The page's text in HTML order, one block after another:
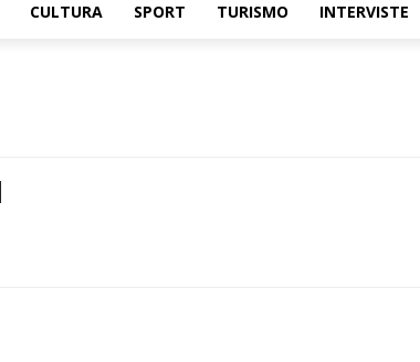
CULTURA SPORT TURISMO INTERVISTE